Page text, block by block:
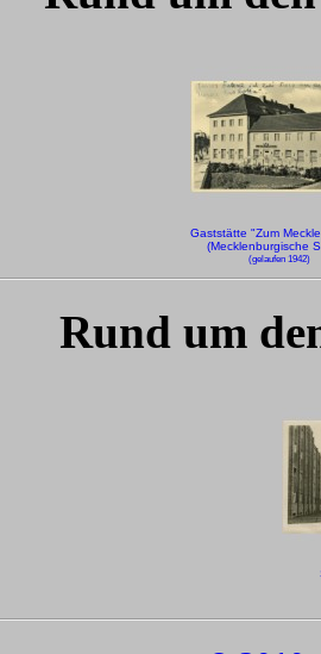
Gaststätte "Zum
(Mecklenburgische
(gelaufen 1942)
Rund um